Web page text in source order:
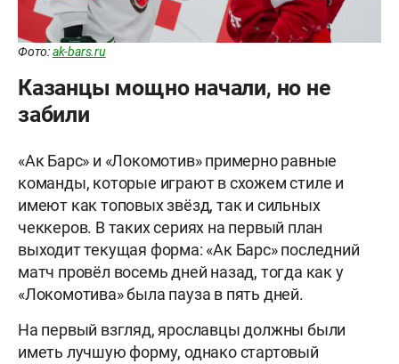
Фото:ak-bars.ru
Казанцы мощно начали, но не
забили
«Ак Барс» и «Локомотив» примерно равные
команды, которые играют в схожем стиле и
имеют как топовых звёзд, так и сильных
чеккеров. В таких сериях на первый план
выходит текущая форма: «Ак Барс» последний
матч провёл восемь дней назад, тогда как у
«Локомотива» была пауза в пять дней.
На первый взгляд, ярославцы должны были
иметь лучшую форму, однако стартовый